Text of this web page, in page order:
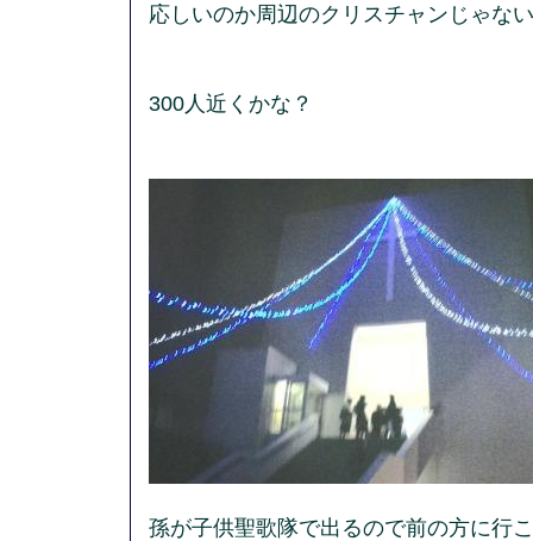
応しいのか周辺のクリスチャンじゃな
300人近くかな？
孫が子供聖歌隊で出るので前の方に行